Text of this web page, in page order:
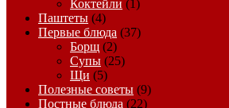
Коктейли (1)
Паштеты (4)
Первые блюда (37)
Борщ (2)
Супы (25)
Щи (5)
Полезные советы (9)
Постные блюда (22)